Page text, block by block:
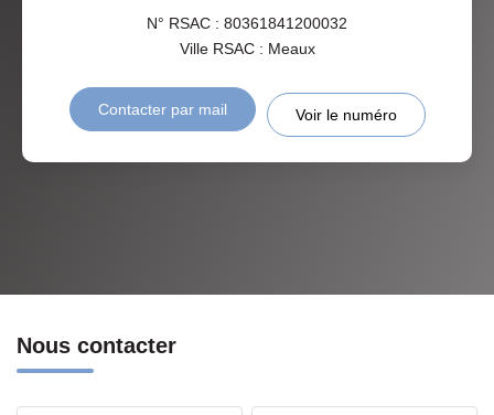
N° RSAC : 80361841200032
Ville RSAC : Meaux
Contacter par mail Voir le numéro
Nous contacter